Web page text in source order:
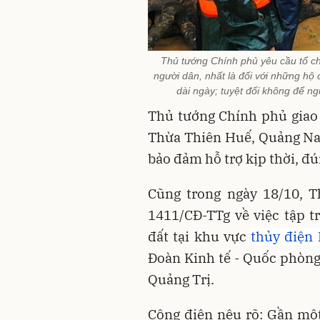
Thủ tướng Chính phủ yêu cầu tổ
người dân, nhất là đối với những hộ
dài ngày; tuyệt đối không để
Thủ tướng Chính phủ
Thừa Thiên Huế, Quảng
bảo đảm hỗ trợ kịp thời,
Cũng trong ngày 18/10,
1411/CĐ-TTg về việc tập
đất tại khu vựcthủy điện
Đoàn Kinh tế - Quốc
Quảng Trị.
Công điện nêu rõ: Gần